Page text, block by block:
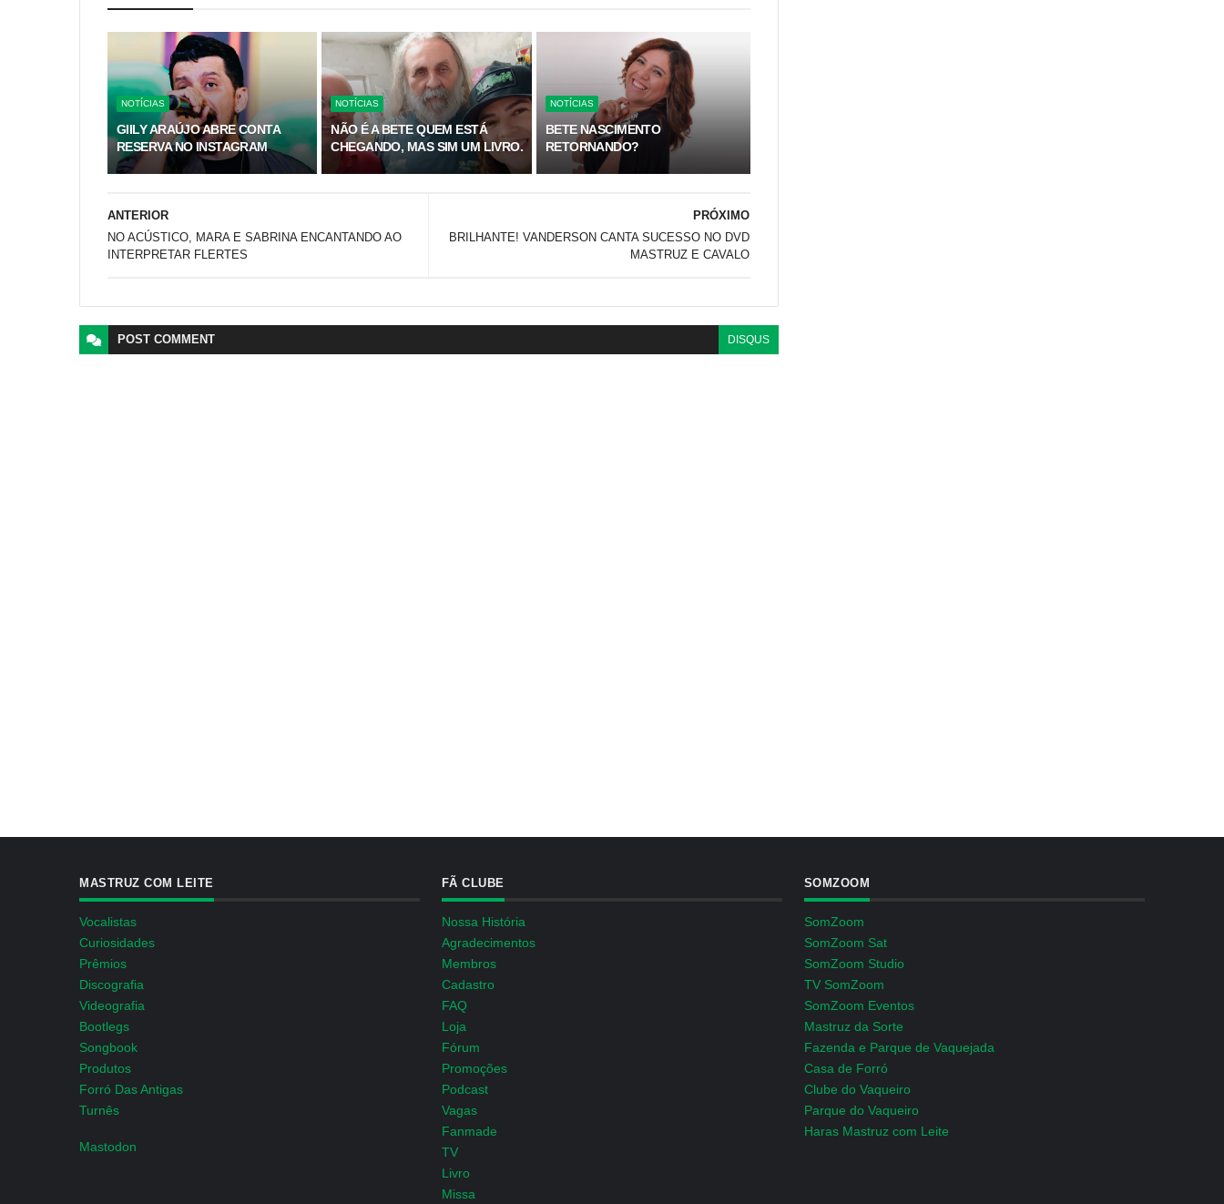
NOTÍCIAS
GIILY ARAÚJO ABRE CONTA
RESERVA NO INSTAGRAM
NOTÍCIAS
NÃO É A BETE QUEM ESTÁ
CHEGANDO, MAS SIM UM LIVRO.
NOTÍCIAS
BETE NASCIMENTO
RETORNANDO?
PRÓXIMO
BRILHANTE! VANDERSON CANTA SUCESSO NO DVD
MASTRUZ E CAVALO
ANTERIOR
NO ACÚSTICO, MARA E SABRINA ENCANTANDO AO
INTERPRETAR FLERTES
POST COMMENT DISQUS
MASTRUZ COM LEITE
Vocalistas
Curiosidades
Prêmios
Discografia
Videografia
Bootlegs
Songbook
Produtos
Forró Das Antigas
Turnês
Mastodon
FÃ CLUBE
Nossa História
Agradecimentos
Membros
Cadastro
FAQ
Loja
Fórum
Promoções
Podcast
Vagas
Fanmade
TV
Livro
Missa
SOMZOOM
SomZoom
SomZoom Sat
SomZoom Studio
TV SomZoom
SomZoom Eventos
Mastruz da Sorte
Fazenda e Parque de Vaquejada
Casa de Forró
Clube do Vaqueiro
Parque do Vaqueiro
Haras Mastruz com Leite